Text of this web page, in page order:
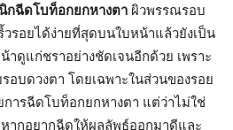
กฉีดโบท็อกยกหางตา ผิวพรรณรอบ
รอยได้ง่ายที่สุดบนใบหน้าแล้วยังเป็น
ดูแก่ชราอย่างชัดเจนอีกด้วย เพราะ
บดวงตา โดยเฉพาะในส่วนของรอย
ารฉีดโบท็อกยกหางตา แต่ว่าไม่ใช่
ากอยากฉีดให้ผลลัพธ์ออกมาดีและ